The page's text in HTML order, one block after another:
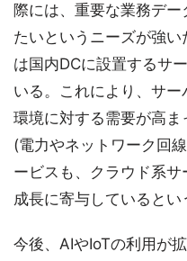
際には、重要な業務デ
たいというニーズが強
は国内DCに設置するサ
いる。これにより、サ
環境に対する需要が高
(電力やネットワーク回
ービスも、クラウド系
成長に寄与しているとい
今後、AIやIoTの利用が